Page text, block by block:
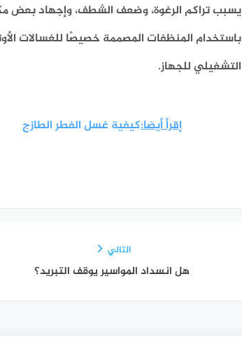
يسبب تراكم الرغوة، وضعف الشطف، وإجهاد بعض
باستخدام المنظفات المصممة خصيصًا للغسالات
التشغيلي للجهاز.
إقرأ أيضا:كيفية غسل الفطر الطازج
التالي
هل انسداد المواسير يوقف التبريد؟